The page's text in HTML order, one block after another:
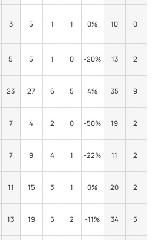
3 5 1 1 0% 10 0
5 5 1 0 -20% 13 2
23 27 6 5 4% 35 9
7 4 2 0 -50% 19 2
7 9 4 1 -22% 11 2
11 15 3 1 0% 20 2
13 19 5 2 -11% 34 5